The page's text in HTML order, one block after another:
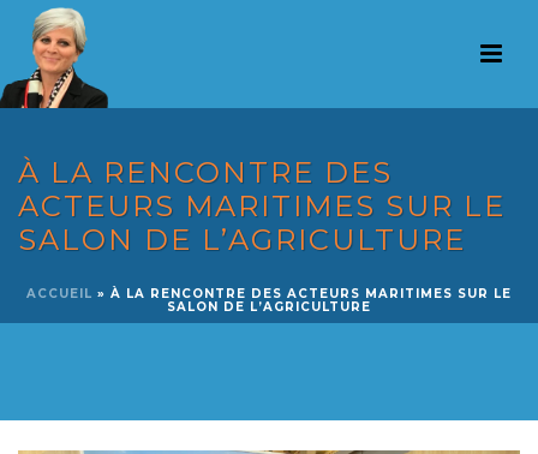
À LA RENCONTRE DES
ACTEURS MARITIMES SUR LE
SALON DE L’AGRICULTURE
ACCUEIL » À LA RENCONTRE DES ACTEURS MARITIMES SUR LE
SALON DE L’AGRICULTURE